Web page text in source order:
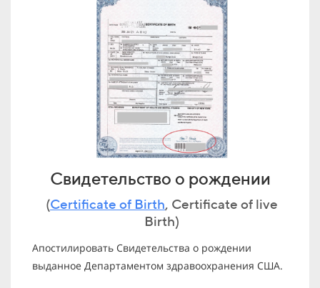
Свидетельство о рождении
(Certificate of Birth, Certificate of live
Birth)
Апостилировать Свидетельства о рождении
выданное Департаментом здравоохранения США.